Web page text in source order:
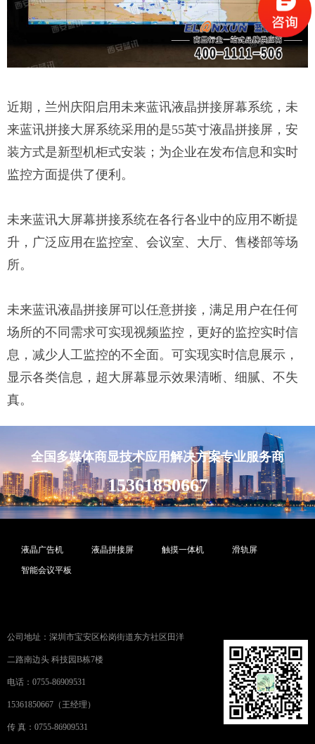
近期，兰州庆阳启用未来蓝讯液晶拼接屏幕系统，未
来蓝讯拼接大屏系统采用的是55英寸液晶拼接屏，安
装方式是新型机柜式安装；为企业在发布信息和实时
监控方面提供了便利。
未来蓝讯大屏幕拼接系统在各行各业中的应用不断提
升，广泛应用在监控室、会议室、大厅、售楼部等场
所。
未来蓝讯液晶拼接屏可以任意拼接，满足用户在任何
场所的不同需求可实现视频监控，更好的监控实时信
息，减少人工监控的不全面。可实现实时信息展示，
显示各类信息，超大屏幕显示效果清晰、细腻、不失
真。
全国多媒体商显技术应用解决方案专业服务商
15361850667
液晶广告机 液晶拼接屏 触摸一体机 滑轨屏
智能会议平板
公司地址：深圳市宝安区松岗街道东方社区田洋
二路南边头 科技园B栋7楼
电话：0755-86909531
15361850667（王经理）
传 真：0755-86909531